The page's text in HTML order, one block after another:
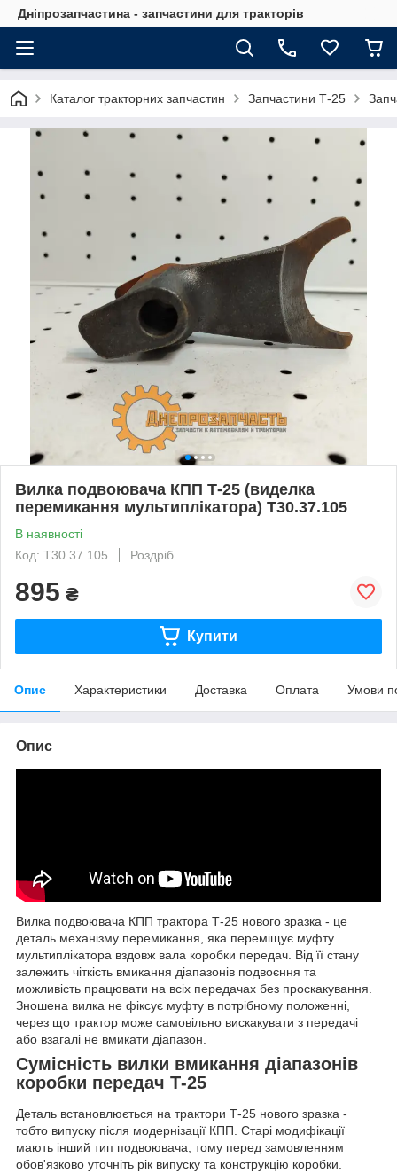
Дніпрозапчастина - запчастини для тракторів
Каталог тракторних запчастин Запчастини Т-25
Вилка подвоювача КПП Т-25 (виделка
перемикання мультиплікатора) Т30.37.105
В наявності
Код: Т30.37.105
Роздріб
895 ₴
Купити
Опис Характеристики Доставка Оплата Умови
Опис
Вилка подвоювача КПП трактора Т-25 нового зразка - це
деталь механізму перемикання, яка переміщує муфту
мультиплікатора вздовж вала коробки передач. Від її стану
залежить чіткість вмикання діапазонів подвоєння та
можливість працювати на всіх передачах без проскакування.
Зношена вилка не фіксує муфту в потрібному положенні,
через що трактор може самовільно вискакувати з передачі
або взагалі не вмикати діапазон.
Сумісність вилки вмикання діапазонів
коробки передач Т-25
Деталь встановлюється на трактори Т-25 нового зразка -
тобто випуску після модернізації КПП. Старі модифікації
мають інший тип подвоювача, тому перед замовленням
обов'язково уточніть рік випуску та конструкцію коробки.